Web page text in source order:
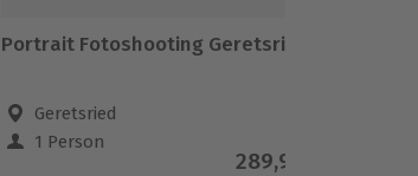
Portrait Fotoshooting Geretsried
Geretsried
1 Person
289,90 €